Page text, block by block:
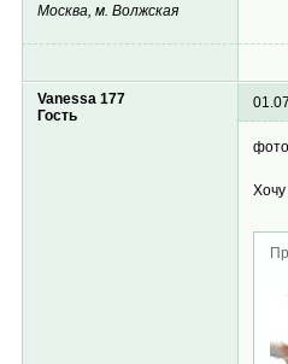
Москва, м. Волжская
Vanessa 177
Гость